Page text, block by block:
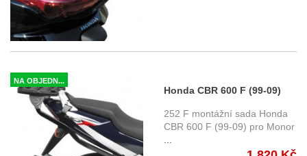
NA OBJEDN...
Honda CBR 600 F (99-09)
montážní sada na Monorack
Givi 252F
252 F montážní sada Honda
CBR 600 F (99-09) pro Monor